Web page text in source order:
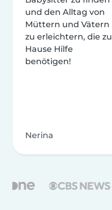
und den Alltag von
Müttern und Vätern
zu erleichtern, die zu
Hause Hilfe
benötigen!
Nerina